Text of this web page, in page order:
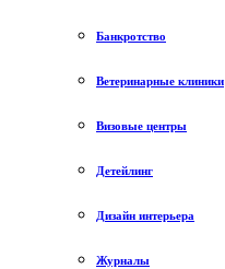
Банкротство
Ветеринарные клиники
Визовые центры
Детейлинг
Дизайн интерьера
Журналы